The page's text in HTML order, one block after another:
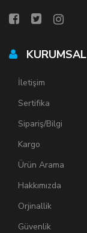
KURUMSAL
İletişim
Sertifika
Sipariş/Bilgi
Kargo
Ürün Arama
Hakkımızda
Orjinallik
Güvenlik